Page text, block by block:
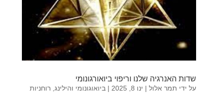
שדות האנרגיה שלנו וריפוי ביואורגונומי
על ידי תמר אלול| ינו 8, 2025 | ביואוגונומי והילינג, רוחניות